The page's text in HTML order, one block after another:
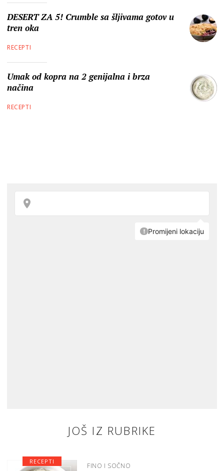
DESERT ZA 5! Crumble sa šljivama gotov u
tren oka
RECEPTI
Umak od kopra na 2 genijalna i brza
načina
RECEPTI
JOŠ IZ RUBRIKE
FINO I SOČNO
RECEPTI